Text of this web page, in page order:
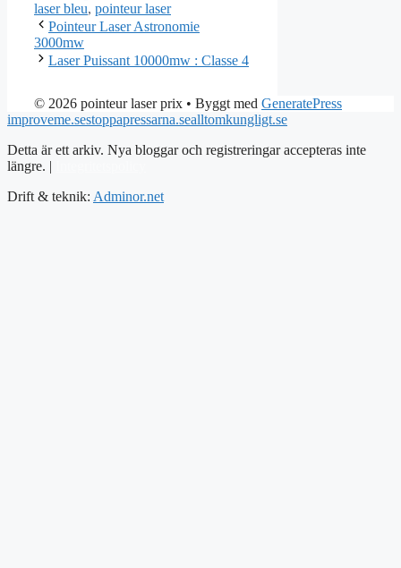
laser bleu, pointeur laser
Pointeur Laser Astronomie
3000mw
Laser Puissant 10000mw : Classe 4
© 2026 pointeur laser prix • Byggt med GeneratePress
improveme.sestoppapressarna.sealltomkungligt.se
Detta är ett arkiv. Nya bloggar och registreringar accepteras inte
längre. |
Drift & teknik: Adminor.net